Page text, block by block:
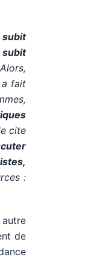
subit
subit
a fait
cite
:
de